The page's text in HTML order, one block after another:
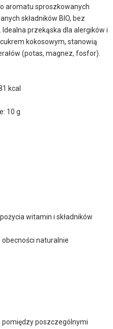
aromatu sproszkowanych
składników BIO, bez
Idealna przekąska dla alergików i
kokosowym, stanowią
(potas, magnez, fosfor).
kcal
10 g
witamin i składników
obecności naturalnie
pomiędzy poszczególnymi